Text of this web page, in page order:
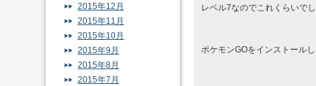
レベル7なのでこれくらいで
ポケモンGOをインストール
2015年12月
2015年11月
2015年10月
2015年9月
2015年8月
2015年7月